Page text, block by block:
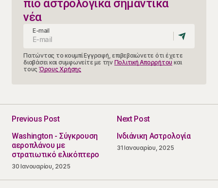
πιο αστρολογικά σημαντικά
νέα
E-mail
Πατώντας το κουμπί Εγγραφή, επιβεβαιώνετε ότι έχετε
διαβάσει και συμφωνείτε με την Πολιτική Απορρήτου και
τους Όρους Χρήσης
Previous Post
Washington - Σύγκρουση
αεροπλάνου με
στρατιωτικό ελικόπτερο
30 Ιανουαρίου, 2025
Next Post
Ινδιάνικη Αστρολογία
31 Ιανουαρίου, 2025